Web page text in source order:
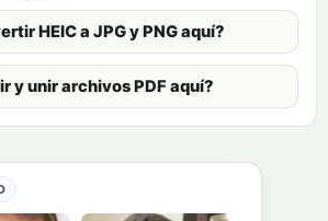
HEIC a JPG y PNG aquí?
y unir archivos PDF aquí?